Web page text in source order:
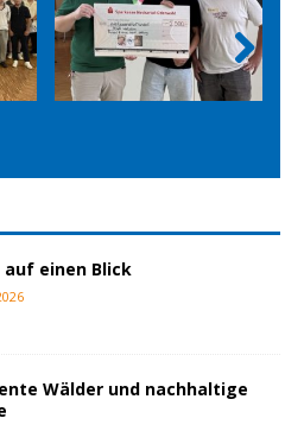
Nex
t
auf einen Blick
Wälder und nachhaltige